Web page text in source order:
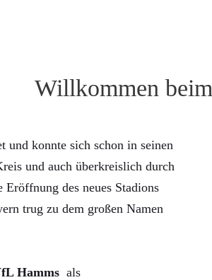
Willkommen beim
und konnte sich schon in seinen
und auch überkreislich durch
des neues Stadions
trug zu dem großen Namen
Hamms als